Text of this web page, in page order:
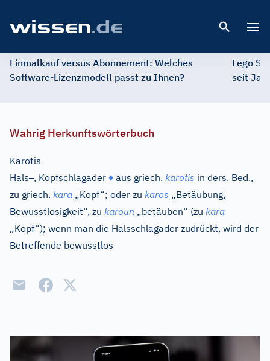
Einmalkauf versus Abonnement: Welches
Software-Lizenzmodell passt zu Ihnen?
Lego
seit
Wahrig Herkunftswörterbuch
Karotis
Hals–, Kopfschlagader ♦ aus griech. karotis in ders. Bed.,
zu griech. kara „Kopf“; oder zu karos „Betäubung,
Bewusstlosigkeit“, zu karoun „betäuben“ (zu kara
„Kopf“); wenn man die Halsschlagader zudrückt, wird der
Betreffende bewusstlos